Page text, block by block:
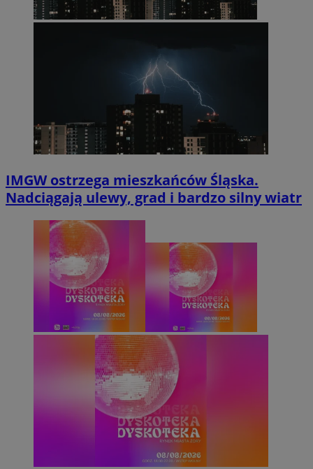
IMGW ostrzega mieszkańców Śląska.
Nadciągają ulewy, grad i bardzo silny wiatr